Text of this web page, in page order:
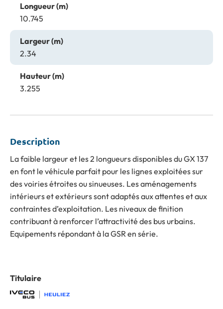
Longueur (m)
10.745
Largeur (m)
2.34
Hauteur (m)
3.255
Description
La faible largeur et les 2 longueurs disponibles du GX 137
en font le véhicule parfait pour les lignes exploitées sur
des voiries étroites ou sinueuses. Les aménagements
intérieurs et extérieurs sont adaptés aux attentes et aux
contraintes d’exploitation. Les niveaux de finition
contribuant à renforcer l’attractivité des bus urbains.
Equipements répondant à la GSR en série.
Titulaire